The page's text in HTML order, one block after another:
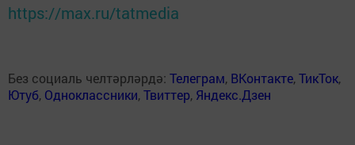
https://max.ru/tatmedia
Без социаль челтәрләрдә: Телеграм, ВКонтакте,ТикТок,
Ютуб, Одноклассники,Твиттер, Яндекс.Дзен